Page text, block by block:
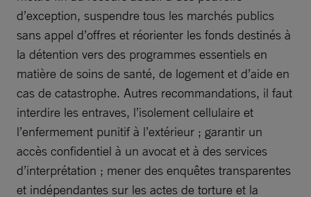
d’exception, suspendre tous les marchés publics
sans appel d’offres et réorienter les fonds destinés à
la détention vers des programmes essentiels en
matière de soins de santé, de logement et d’aide en
cas de catastrophe. Autres recommandations, il faut
interdire les entraves, l’isolement cellulaire et
l’enfermement punitif à l’extérieur ; garantir un
accès confidentiel à un avocat et à des services
d’interprétation ; mener des enquêtes transparentes
et indépendantes sur les actes de torture et la